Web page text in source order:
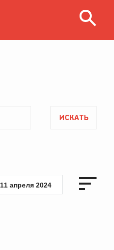
ИСКАТЬ
11 апреля 2024